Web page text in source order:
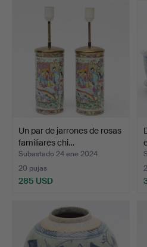
Un par de jarrones de rosas
familiares chi…
Subastado 24 ene 2024
20 pujas
285 USD